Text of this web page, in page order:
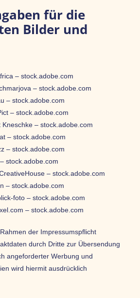
für die
Bilder und
– stock.adobe.com
– stock.adobe.com
– stock.adobe.com
– stock.adobe.com
– stock.adobe.com
– stock.adobe.com
– stock.adobe.com
stock.adobe.com
– stock.adobe.com
– stock.adobe.com
foto – stock.adobe.com
– stock.adobe.com
der Impressumspflicht
durch Dritte zur Übersendung
angeforderter Werbung und
wird hiermit ausdrücklich